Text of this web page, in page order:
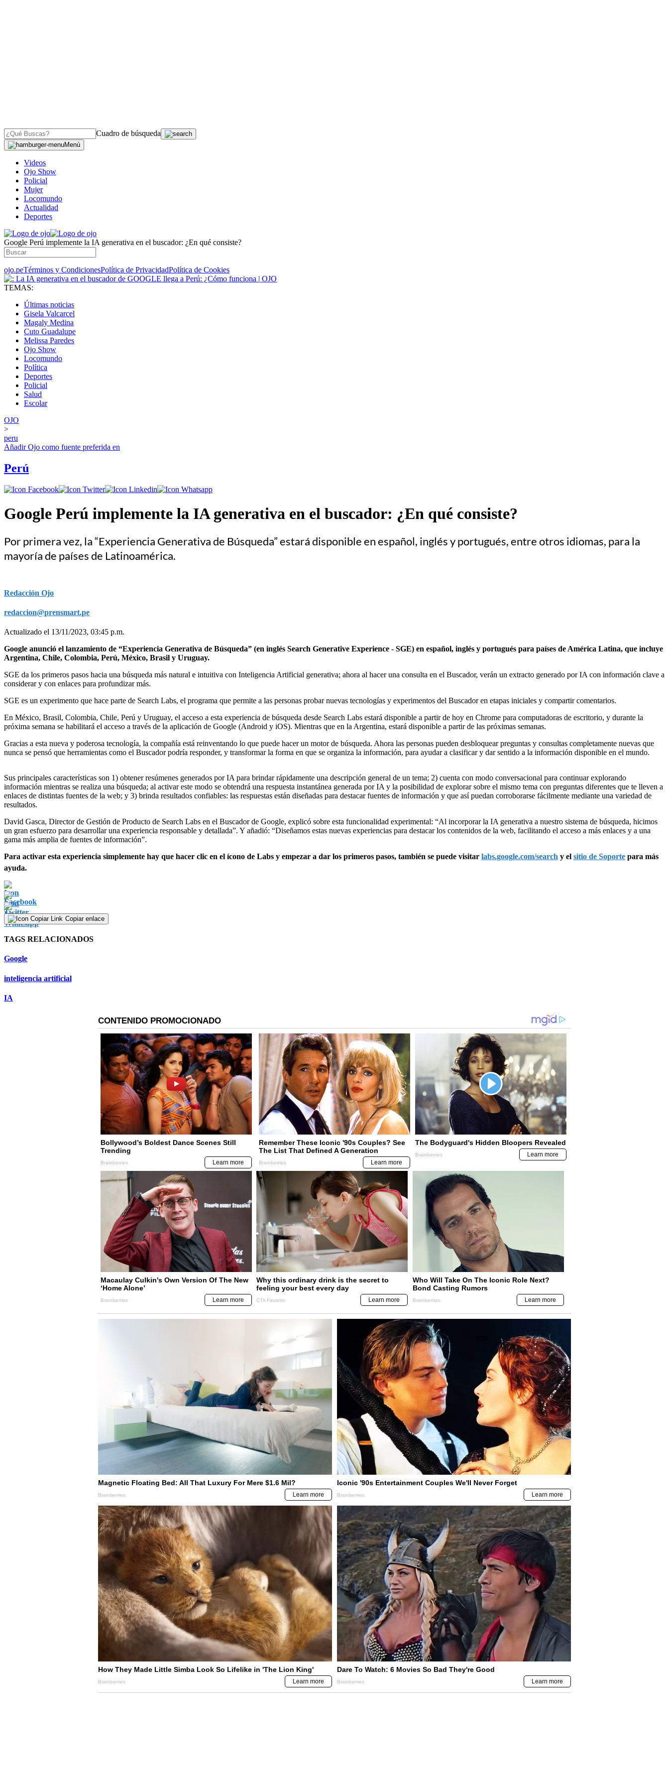
Cuadro de búsqueda
Menú
Videos
Ojo Show
Policial
Mujer
Locomundo
Actualidad
Deportes
Google Perú implemente la IA generativa en el buscador: ¿En qué consiste?
ojo.peTérminos y CondicionesPolítica de PrivacidadPolítica de Cookies
TEMAS:
Últimas noticias
Gisela Valcarcel
Magaly Medina
Cuto Guadalupe
Melissa Paredes
Ojo Show
Locomundo
Política
Deportes
Policial
Salud
Escolar
OJO
>
peru
AñadirOjo como fuente preferida en
Perú
Google Perú implemente la IA generativa en el buscador: ¿En qué consiste?
Por primera vez, la “Experiencia Generativa de Búsqueda” estará disponible en español, inglés y portugués, entre otros idiomas, para la
mayoría de países de Latinoamérica.
Redacción Ojo
redaccion@prensmart.pe
Actualizado el 13/11/2023, 03:45 p.m.
Google anunció el lanzamiento de “Experiencia Generativa de Búsqueda” (en inglés Search Generative Experience - SGE) en español, inglés y portugués para países de América Latina, que incluye
Argentina, Chile, Colombia, Perú, México, Brasil y Uruguay.
SGE da los primeros pasos hacia una búsqueda más natural e intuitiva con Inteligencia Artificial generativa; ahora al hacer una consulta en el Buscador, verán un extracto generado por IA con información clave a
considerar y con enlaces para profundizar más.
SGE es un experimento que hace parte de Search Labs, el programa que permite a las personas probar nuevas tecnologías y experimentos del Buscador en etapas iniciales y compartir comentarios.
En México, Brasil, Colombia, Chile, Perú y Uruguay, el acceso a esta experiencia de búsqueda desde Search Labs estará disponible a partir de hoy en Chrome para computadoras de escritorio, y durante la
próxima semana se habilitará el acceso a través de la aplicación de Google (Android y iOS). Mientras que en la Argentina, estará disponible a partir de las próximas semanas.
Gracias a esta nueva y poderosa tecnología, la compañía está reinventando lo que puede hacer un motor de búsqueda. Ahora las personas pueden desbloquear preguntas y consultas completamente nuevas que
nunca se pensó que herramientas como el Buscador podría responder, y transformar la forma en que se organiza la información, para ayudar a clasificar y dar sentido a la información disponible en el mundo.
Sus principales características son 1) obtener resúmenes generados por IA para brindar rápidamente una descripción general de un tema; 2) cuenta con modo conversacional para continuar explorando
información mientras se realiza una búsqueda; al activar este modo se obtendrá una respuesta instantánea generada por IA y la posibilidad de explorar sobre el mismo tema con preguntas diferentes que te lleven a
enlaces de distintas fuentes de la web; y 3) brinda resultados confiables: las respuestas están diseñadas para destacar fuentes de información y que así puedan corroborarse fácilmente mediante una variedad de
resultados.
David Gasca, Director de Gestión de Producto de Search Labs en el Buscador de Google, explicó sobre esta funcionalidad experimental: “Al incorporar la IA generativa a nuestro sistema de búsqueda, hicimos
un gran esfuerzo para desarrollar una experiencia responsable y detallada”. Y añadió: “Diseñamos estas nuevas experiencias para destacar los contenidos de la web, facilitando el acceso a más enlaces y a una
gama más amplia de fuentes de información”.
Para activar esta experiencia simplemente hay que hacer clic en el ícono de Labs y empezar a dar los primeros pasos, también se puede visitar labs.google.com/search y el sitio de Soporte para más
ayuda.
Copiar enlace
TAGS RELACIONADOS
Google
inteligencia artificial
IA